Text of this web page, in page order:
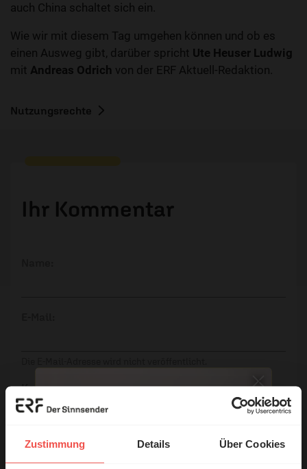
Zustimmung Details Über Cookies
auch China schaltet sich ein.
Wie wir mit diesem Tag umgehen können und ob es
einen Ausweg gibt, darüber spricht Ute Heuser Ludwig
mit Andreas Odrich von der ERF Aktuell-Redaktion.
Nutzungsrechte
Ihr Kommentar
Kommentar:
Meinen Kommentar nicht öffentlich teilen.